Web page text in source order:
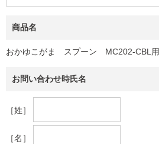
商品名
おかゆこがま スプーン MC202-CBL用
お問い合わせ時氏名
［姓］
［名］